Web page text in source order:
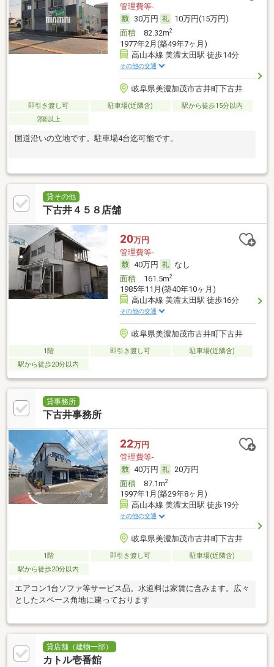
管理費等-
30万円
10万円(15万円)
面積82.32m2
1977年2月(築49年7ヶ月)
高山本線 美濃太田駅 徒歩14分
その他の交通
岐阜県美濃加茂市古井町下古井
即引き渡し可 駐車場(近隣含)
駅から徒歩15分以内
2階以上
国道沿いの立地です。駐車場4台迄可能です。
貸その他
下古井４５８店舗
20万円
管理費等-
40万円
なし
面積161.5m2
1985年11月(築40年10ヶ月)
高山本線 美濃太田駅 徒歩16分
その他の交通
岐阜県美濃加茂市古井町下古井
1階 即引き渡し可
駐車場(近隣含)
駅から徒歩20分以内
貸事務所
下古井事務所
22万円
管理費等-
40万円
20万円
面積87.1m2
1997年1月(築29年8ヶ月)
高山本線 美濃太田駅 徒歩19分
その他の交通
岐阜県美濃加茂市古井町下古井
1階 即引き渡し可
駐車場(近隣含)
駅から徒歩20分以内
エアコン1台ソファ等サービス品。水道料は家賃に含みます。広々
としたスペース角地に建っております
貸店舗（建物一部）
カトル壱番館